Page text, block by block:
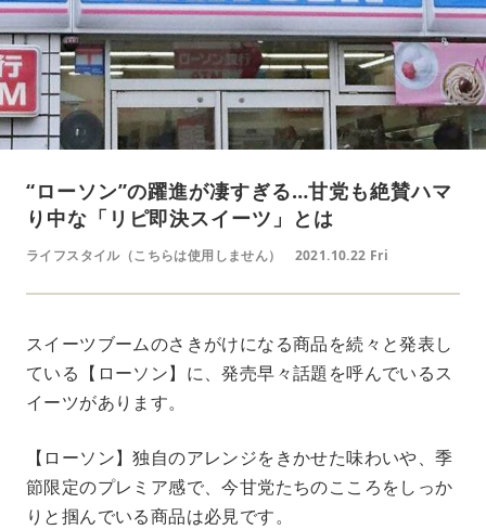
“ローソン”の躍進が凄すぎる…甘党も絶賛ハマ
り中な「リピ即決スイーツ」とは
ライフスタイル（こちらは使用しません） 2021.10.22 Fri
スイーツブームのさきがけになる商品を続々と発表し
ている【ローソン】に、発売早々話題を呼んでいるス
イーツがあります。
【ローソン】独自のアレンジをきかせた味わいや、季
節限定のプレミア感で、今甘党たちのこころをしっか
りと掴んでいる商品は必見です。